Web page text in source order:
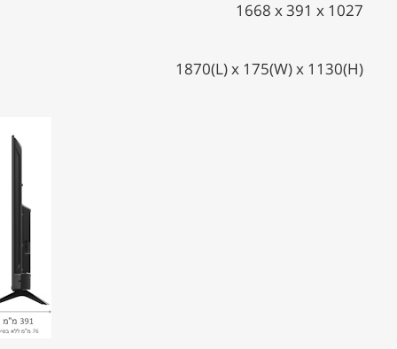
1668 x 391 x 1027
1870(L) x 175(W) x 1130(H)